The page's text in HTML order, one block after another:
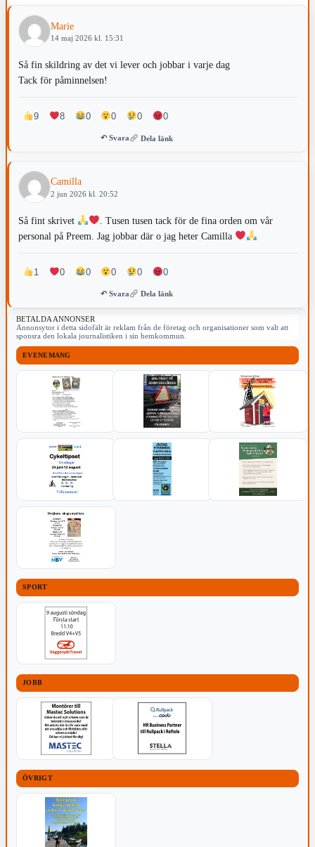
Marie
14 maj 2026 kl. 15:31
Så fin skildring av det vi lever och jobbar i varje dag
Tack för påminnelsen!
9 8 0 0 0 0
↶ Svara Dela länk
Camilla
2 jun 2026 kl. 20:52
Så fint skrivet
. Tusen tusen tack för de fina orden om vår
personal på Preem. Jag jobbar där o jag heter Camilla
1 0 0 0 0 0
↶ Svara Dela länk
BETALDA ANNONSER
Annonsytor i detta sidofält är reklam från de företag och organisationer som valt att
sponsra den lokala journalistiken i sin hemkommun.
EVENEMANG
SPORT
JOBB
ÖVRIGT